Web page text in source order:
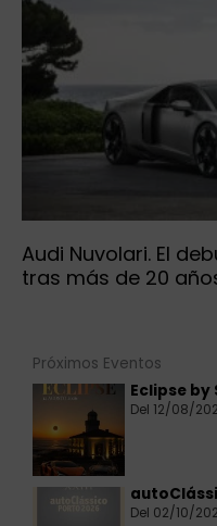
Audi Nuvolari. El
tras más de 20
Próximos Eventos
Eclipse by
Del 12/08/
Del 02/10/